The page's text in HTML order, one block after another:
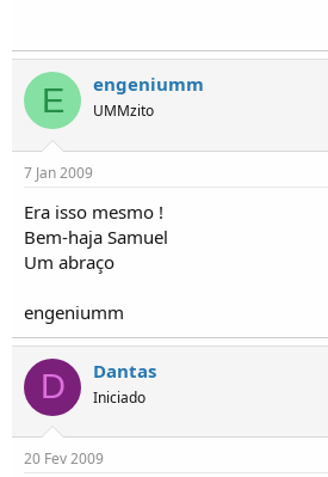
E engeniumm
UMMzito
7 Jan 2009
Era isso mesmo !
Bem-haja Samuel
Um abraço
engeniumm
D Dantas
Iniciado
20 Fev 2009